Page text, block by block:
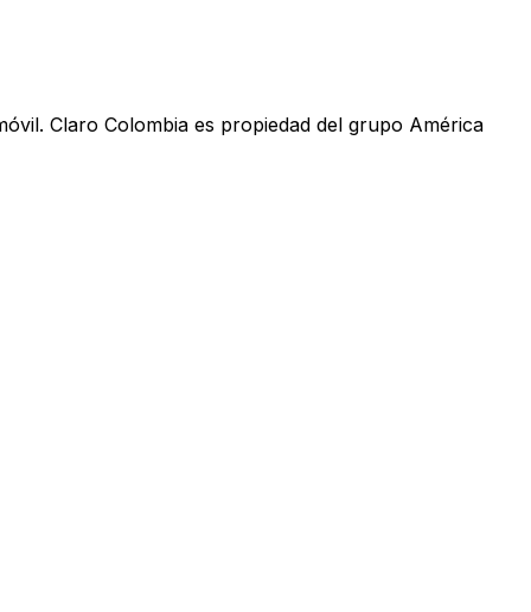
Claro Colombia es propiedad del grupo América